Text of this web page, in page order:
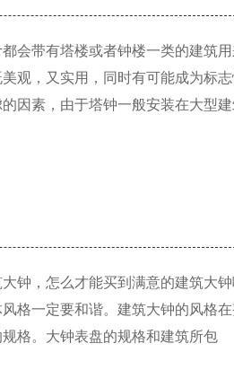
会带有塔楼或者钟楼一类的建筑
观，又实用，同时有可能成为标
因素，由于塔钟一般安装在大型
钟，怎么才能买到满意的建筑大
格一定要和谐。建筑大钟的风格
格。大钟表盘的规格和建筑所包